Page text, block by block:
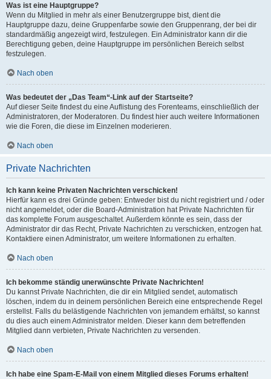
Was ist eine Hauptgruppe?
Wenn du Mitglied in mehr als einer Benutzergruppe bist, dient die
Hauptgruppe dazu, deine Gruppenfarbe sowie den Gruppenrang, der bei dir
standardmäßig angezeigt wird, festzulegen. Ein Administrator kann dir die
Berechtigung geben, deine Hauptgruppe im persönlichen Bereich selbst
festzulegen.
Nach oben
Was bedeutet der „Das Team“-Link auf der Startseite?
Auf dieser Seite findest du eine Auflistung des Forenteams, einschließlich der
Administratoren, der Moderatoren. Du findest hier auch weitere Informationen
wie die Foren, die diese im Einzelnen moderieren.
Nach oben
Private Nachrichten
Ich kann keine Privaten Nachrichten verschicken!
Hierfür kann es drei Gründe geben: Entweder bist du nicht registriert und / oder
nicht angemeldet, oder die Board-Administration hat Private Nachrichten für
das komplette Forum ausgeschaltet. Außerdem könnte es sein, dass der
Administrator dir das Recht, Private Nachrichten zu verschicken, entzogen hat.
Kontaktiere einen Administrator, um weitere Informationen zu erhalten.
Nach oben
Ich bekomme ständig unerwünschte Private Nachrichten!
Du kannst Private Nachrichten, die dir ein Mitglied sendet, automatisch
löschen, indem du in deinem persönlichen Bereich eine entsprechende Regel
erstellst. Falls du belästigende Nachrichten von jemandem erhältst, so kannst
du dies auch einem Administrator melden. Dieser kann dem betreffenden
Mitglied dann verbieten, Private Nachrichten zu versenden.
Nach oben
Ich habe eine Spam-E-Mail von einem Mitglied dieses Forums erhalten!